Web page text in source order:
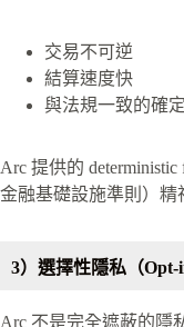
交易不可逆
結算速度快
與法規一致的確
Arc 提供的
金融基礎設施準則）精
3）選擇性隱私（
Arc 不是完全遮蔽的隱